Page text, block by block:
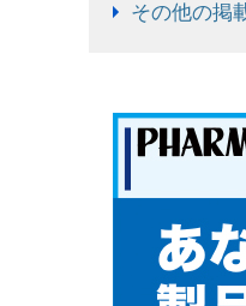
その他の掲